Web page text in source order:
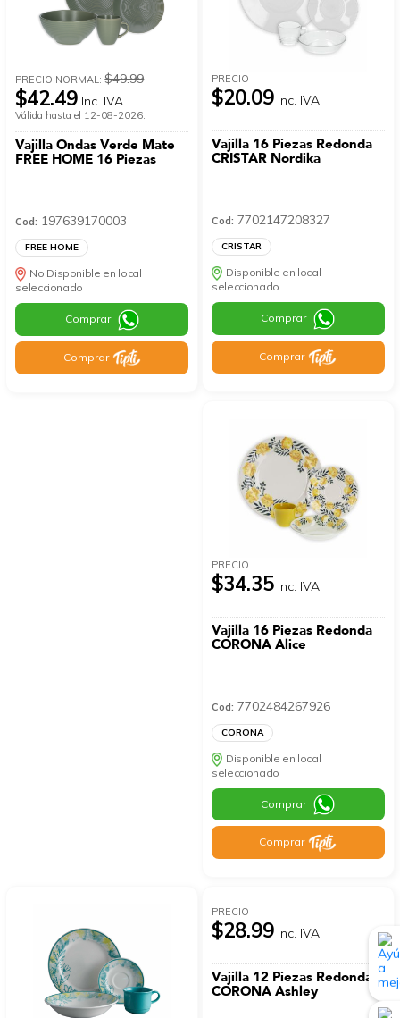
PRECIO NORMAL:$49.99
$42.49 Inc. IVA
Válida hasta el 12-08-2026.
Vajilla Ondas Verde Mate
FREE HOME 16 Piezas
Cod: 197639170003
FREE HOME
No Disponible en local
seleccionado
Comprar
Comprar
PRECIO
$20.09 Inc. IVA
Vajilla 16 Piezas Redonda
CRISTAR Nordika
Cod: 7702147208327
CRISTAR
Disponible en local
seleccionado
Comprar
Comprar
PRECIO
$34.35 Inc. IVA
Vajilla 16 Piezas Redonda
CORONA Alice
Cod: 7702484267926
CORONA
Disponible en local
seleccionado
Comprar
Comprar
PRECIO
$28.99 Inc. IVA
Vajilla 12 Piezas Redonda
CORONA Ashley